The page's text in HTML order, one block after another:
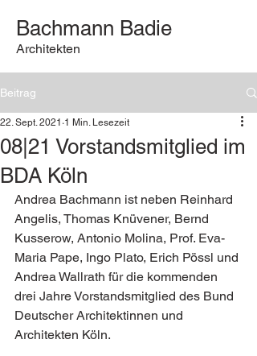
Bachmann Badie
Architekten
Beitrag
08|21 Vorstandsmitglied im
BDA Köln
22. Sept. 2021 1 Min. Lesezeit
Andrea Bachmann ist neben Reinhard
Angelis, Thomas Knüvener, Bernd
Kusserow, Antonio Molina, Prof. Eva-
Maria Pape, Ingo Plato, Erich Pössl und
Andrea Wallrath für die kommenden
drei Jahre Vorstandsmitglied des Bund
Deutscher Architektinnen und
Architekten Köln.